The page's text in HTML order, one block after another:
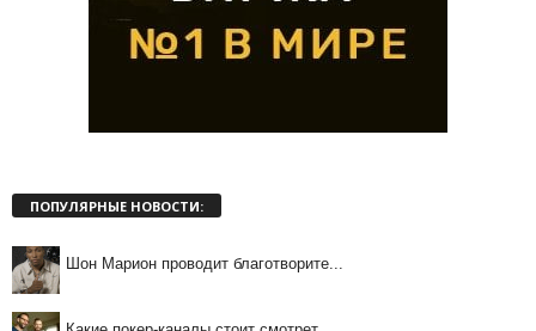
ПОПУЛЯРНЫЕ НОВОСТИ:
Шон Марион проводит благотворите...